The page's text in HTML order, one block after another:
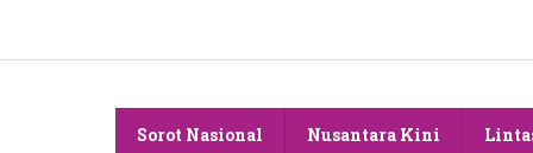
konten
Sorot Nasional Nusantara Kini